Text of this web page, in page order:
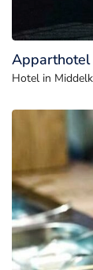
Hotel in